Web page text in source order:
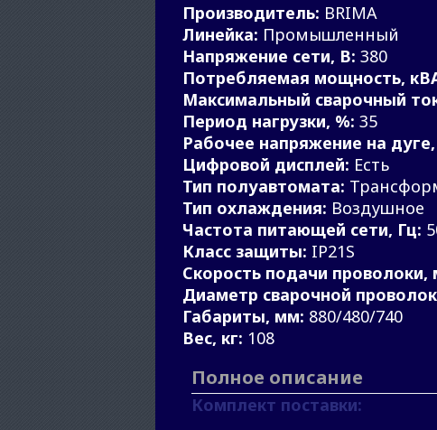
Производитель: BRIMA
Линейка: Промышленный
Напряжение сети, В: 380
Потребляемая мощность,
Максимальный сварочный
Период нагрузки, %: 35
Рабочее напряжение на
Цифровой дисплей: Есть
Тип полуавтомата:
Тип охлаждения: Воздушное
Частота питающей сети, Гц:
Класс защиты: IP21S
Скорость подачи проволоки,
Диаметр сварочной
Габариты, мм: 880/480/740
Вес, кг: 108
Полное описание
Комплект поставки: